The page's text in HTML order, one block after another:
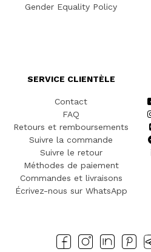
Gender Equality Policy
SERVICE CLIENTÈLE
Contact
FAQ
Retours et remboursements
Suivre la commande
Suivre le retour
Méthodes de paiement
Commandes et livraisons
Écrivez-nous sur WhatsApp